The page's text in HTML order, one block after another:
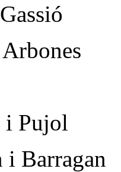
i Pujol
Barragan